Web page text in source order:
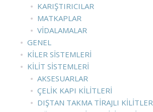
KARIŞTIRICILAR
MATKAPLAR
VIDALAMALAR
GENEL
KILER SISTEMLERI
KILIT SISTEMLERI
AKSESUARLAR
ÇELIK KAPI KILITLERI
DIŞTAN TAKMA TIRAJLI KILITLER